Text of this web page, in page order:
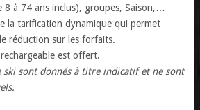
8 à 74 ans inclus), groupes, Saison,…
la tarification dynamique qui permet
réduction sur les forfaits.
est offert.
ski sont donnés à titre indicatif et ne sont